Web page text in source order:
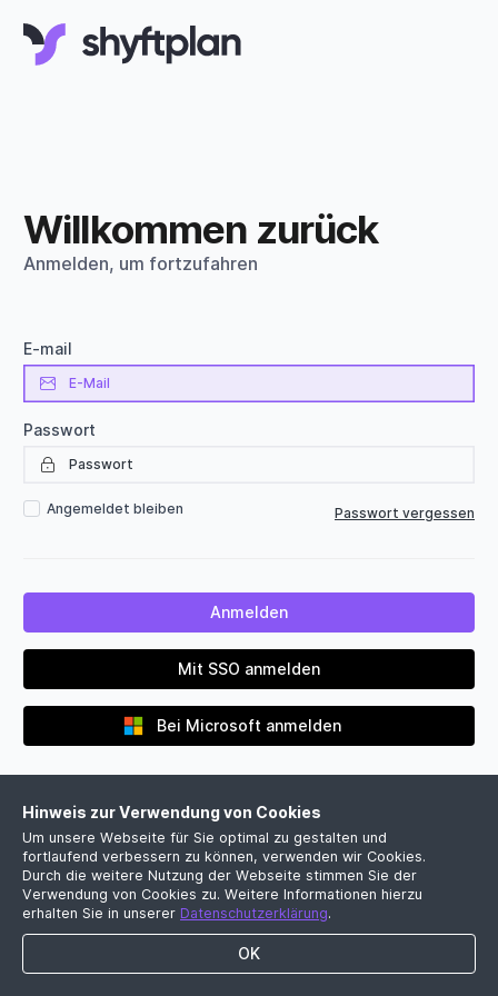
Willkommen zurück
Anmelden, um fortzufahren
E-mail
Passwort
Angemeldet bleiben Passwort vergessen
Mit SSO anmelden
Bei Microsoft anmelden
Noch kein Firmenkonto?
Jetzt kostenlose Demo vereinbaren
Hinweis zur Verwendung von Cookies
Um unsere Webseite für Sie optimal zu gestalten und
fortlaufend verbessern zu können, verwenden wir Cookies.
Durch die weitere Nutzung der Webseite stimmen Sie der
Verwendung von Cookies zu. Weitere Informationen hierzu
erhalten Sie in unserer Datenschutzerklärung.
OK